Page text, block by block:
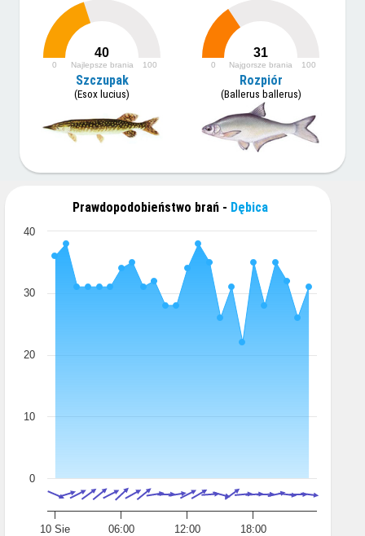
40
Najlepsze brania
0 100
Szczupak
(Esox lucius)
31
Najgorsze brania
0 100
Rozpiór
(Ballerus ballerus)
Prawdopodobieństwo brań - Dębica
10 Sie 06:00 12:00 18:00
0
10
20
30
40